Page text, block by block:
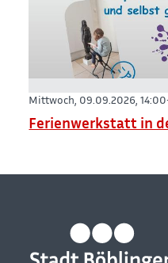
Mittwoch, 09.09.2026,
Ferienwerkstatt in